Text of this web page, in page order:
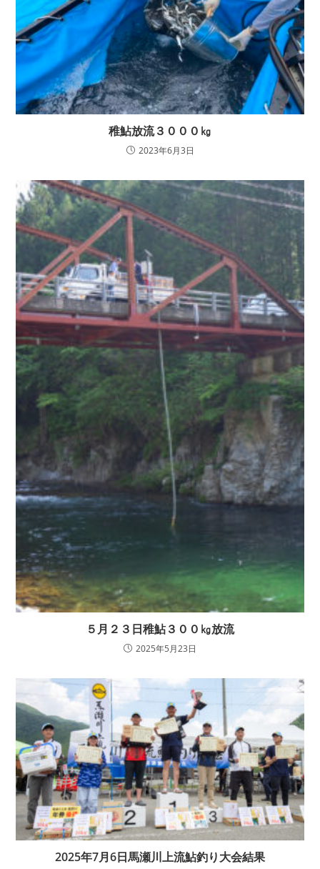
稚鮎放流３０００㎏
2023年6月3日
５月２３日稚鮎３００㎏放流
2025年5月23日
2025年7月6日馬瀬川上流鮎釣り大会結果